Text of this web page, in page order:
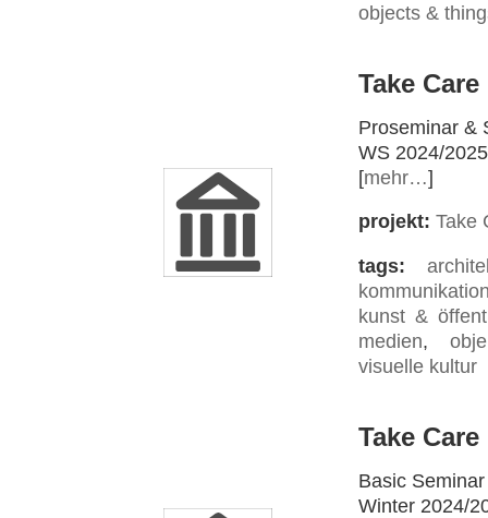
objects &
Take Care
Proseminar &
WS 2024/2025
[mehr…]
projekt: Take
tags:
kunst &
medien,
visuelle kultur
Take Care
Basic
Winter 2024/